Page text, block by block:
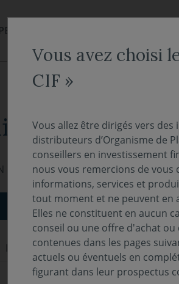
N
: FR0013480738
DOCUMENTATION
Vous avez choisi
CIF »
Vous allez être dirigés vers
distributeurs d’Organisme de
conseillers en investissement
nous vous remercions de vous
informations, services et
tout moment et ne peuvent en
Elles ne constituent en aucun
conseil ou une offre d'achat
contenues dans les pages
actuels ou éventuels en
figurant dans leur prospectus